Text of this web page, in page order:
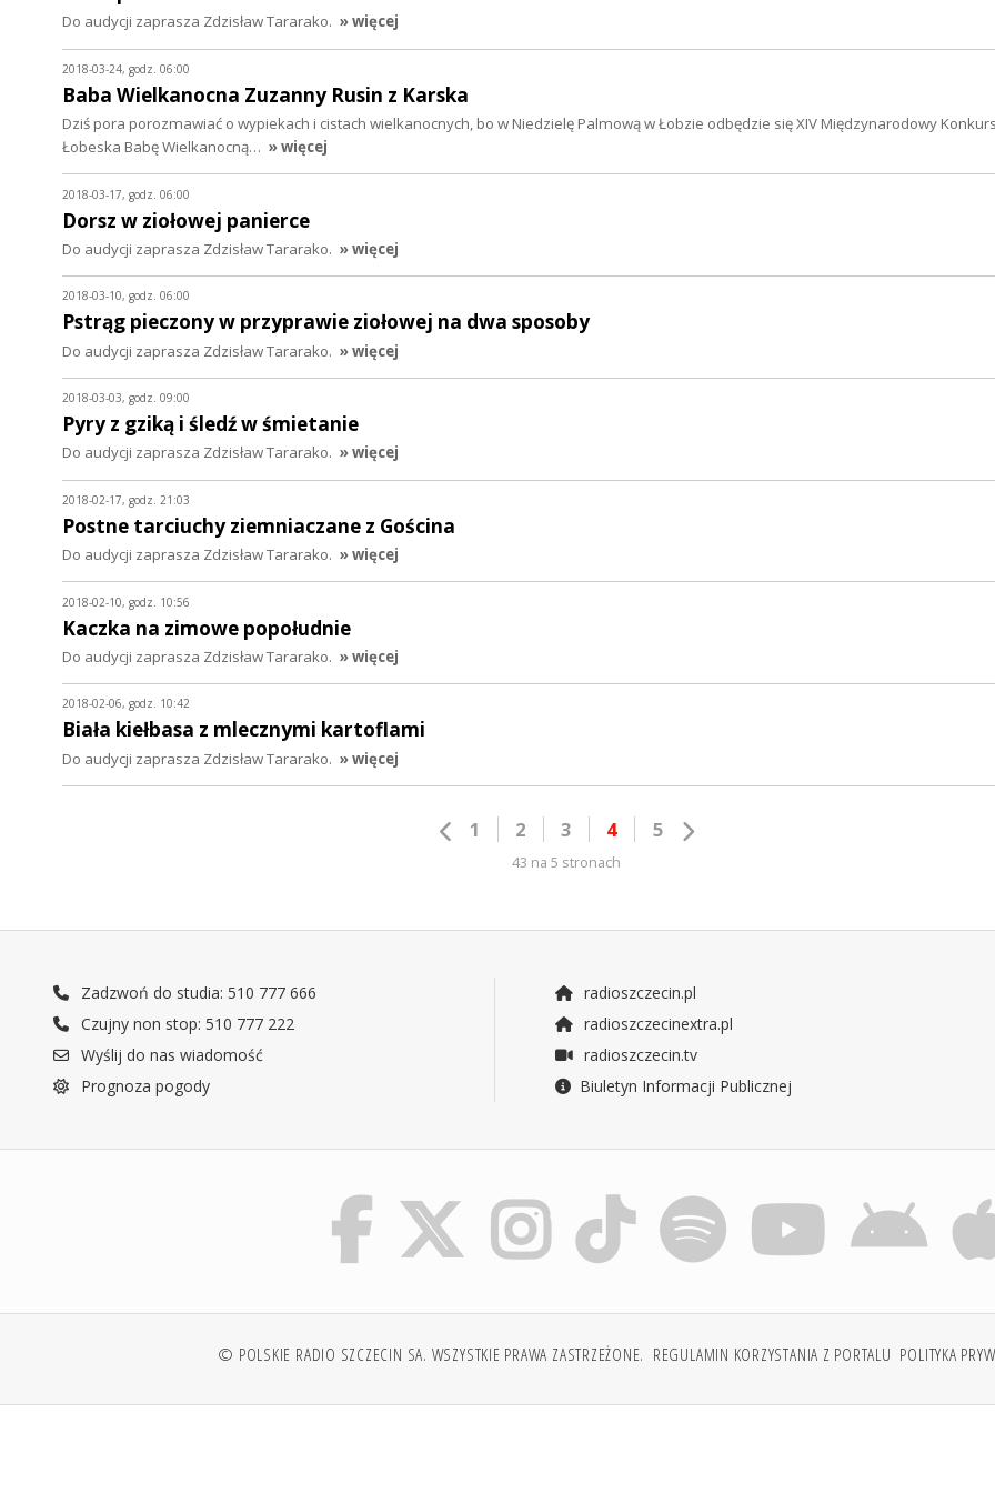
Do audycji zaprasza Zdzisław Tararako. » więcej
2018-03-24, godz. 06:00
Baba Wielkanocna Zuzanny Rusin z Karska
Dziś pora porozmawiać o wypiekach i cistach wielkanocnych, bo w Niedzielę Palmową w Łobzie odbędzie się XIV Międzynarodowy
Łobeska Babę Wielkanocną… » więcej
2018-03-17, godz. 06:00
Dorsz w ziołowej panierce
Do audycji zaprasza Zdzisław Tararako. » więcej
2018-03-10, godz. 06:00
Pstrąg pieczony w przyprawie ziołowej na dwa sposoby
Do audycji zaprasza Zdzisław Tararako. » więcej
2018-03-03, godz. 09:00
Pyry z gziką i śledź w śmietanie
Do audycji zaprasza Zdzisław Tararako. » więcej
2018-02-17, godz. 21:03
Postne tarciuchy ziemniaczane z Gościna
Do audycji zaprasza Zdzisław Tararako. » więcej
2018-02-10, godz. 10:56
Kaczka na zimowe popołudnie
Do audycji zaprasza Zdzisław Tararako. » więcej
2018-02-06, godz. 10:42
Biała kiełbasa z mlecznymi kartoflami
Do audycji zaprasza Zdzisław Tararako. » więcej
1 2 3 4 5
43 na 5 stronach
Zadzwoń do studia: 510 777 666
Czujny non stop: 510 777 222
Wyślij do nas wiadomość
Prognoza pogody
radioszczecin.pl
radioszczecinextra.pl
radioszczecin.tv
Biuletyn Informacji Publicznej
© POLSKIE RADIO SZCZECIN SA. WSZYSTKIE PRAWA ZASTRZEŻONE. REGULAMIN KORZYSTANIA Z PORTALU POLITYKA